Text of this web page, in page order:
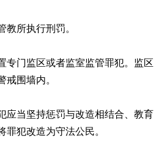
教所执行刑罚。
门监区或者监室监管罪犯。监区
戒围墙内。
当坚持惩罚与改造相结合、教育
罪犯改造为守法公民。